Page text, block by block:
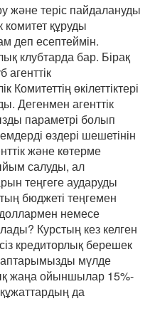
және теріс пайдалануды
құруды
деп есептеймін.
клубтарда бар. Бірақ
өкілеттіктері
Дегенмен агенттік
параметрі болып
өздері шешетінін
және көтерме
салуды, ал
теңгеге аударуды
бюджеті теңгемен
немесе
Курстың кез келген
кредиторлық берешек
мүлде
жаңа ойыншылар 15%-
құжаттардың да